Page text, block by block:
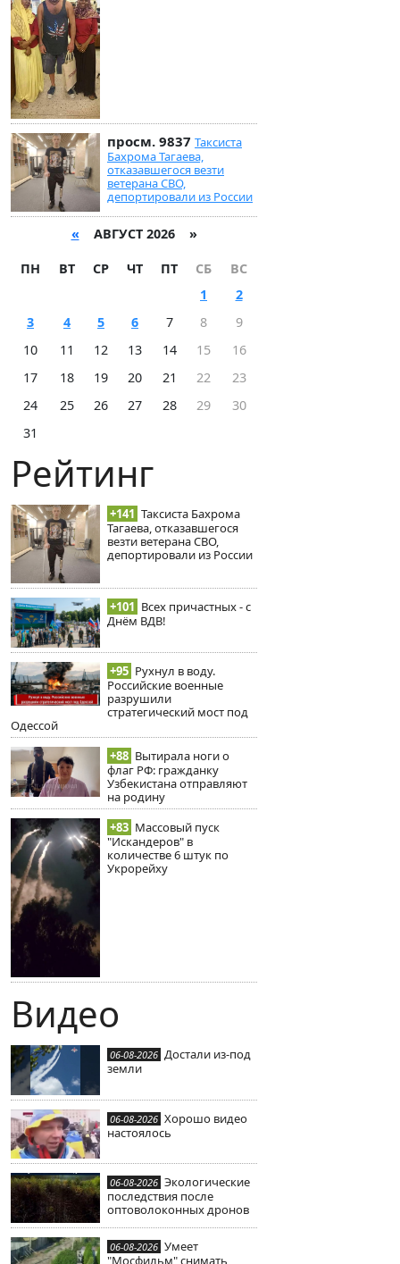
просм. 9837 Таксиста
Бахрома Тагаева,
отказавшегося везти
ветерана СВО,
депортировали из России
« АВГУСТ 2026 »
ПН ВТ СР ЧТ ПТ СБ
ВС
1
2
3
4 5 6 7 8
9
10
11 12 13 14 15
16
17
18 19 20 21 22
23
24
25 26 27 28 29
30
31
Рейтинг
+141 Таксиста Бахрома
Тагаева, отказавшегося
везти ветерана СВО,
депортировали из России
+101 Всех причастных - с
Днём ВДВ!
+95 Рухнул в воду.
Российские военные
разрушили
стратегический мост под
Одессой
+88 Вытирала ноги о
флаг РФ: гражданку
Узбекистана отправляют
на родину
+83 Массовый пуск
"Искандеров" в
количестве 6 штук по
Укрорейху
Видео
06-08-2026 Достали из-под
земли
06-08-2026 Хорошо видео
настоялось
06-08-2026 Экологические
последствия после
оптоволоконных дронов
06-08-2026 Умеет
"Мосфильм" снимать